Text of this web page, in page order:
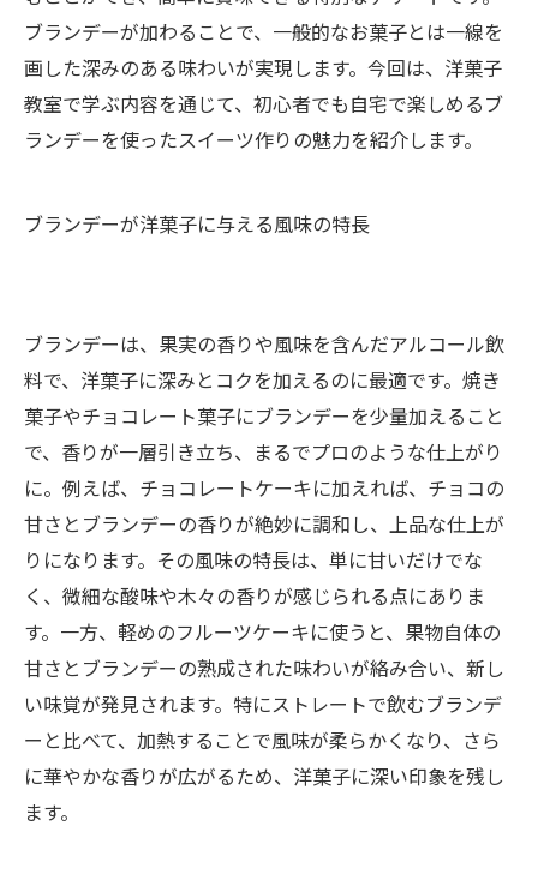
ブランデーが加わることで、一般的なお菓子とは一線を
画した深みのある味わいが実現します。今回は、洋菓子
教室で学ぶ内容を通じて、初心者でも自宅で楽しめるブ
ランデーを使ったスイーツ作りの魅力を紹介します。
ブランデーが洋菓子に与える風味の特長
ブランデーは、果実の香りや風味を含んだアルコール飲
料で、洋菓子に深みとコクを加えるのに最適です。焼き
菓子やチョコレート菓子にブランデーを少量加えること
で、香りが一層引き立ち、まるでプロのような仕上がり
に。例えば、チョコレートケーキに加えれば、チョコの
甘さとブランデーの香りが絶妙に調和し、上品な仕上が
りになります。その風味の特長は、単に甘いだけでな
く、微細な酸味や木々の香りが感じられる点にありま
す。一方、軽めのフルーツケーキに使うと、果物自体の
甘さとブランデーの熟成された味わいが絡み合い、新し
い味覚が発見されます。特にストレートで飲むブランデ
ーと比べて、加熱することで風味が柔らかくなり、さら
に華やかな香りが広がるため、洋菓子に深い印象を残し
ます。